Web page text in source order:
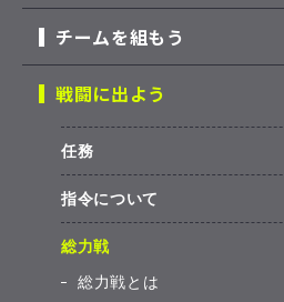
チームを組もう
戦闘に出よう
任務
指令について
総力戦
総力戦とは